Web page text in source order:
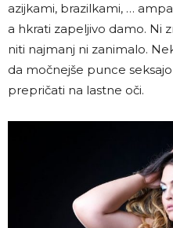
azijkami, brazilkami, …
a hkrati zapeljivo damo. Ni
niti najmanj ni zanimalo.
da močnejše punce
prepričati na lastne oči.